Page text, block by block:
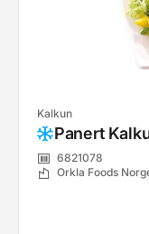
Kalkun
Panert
6821078
Orkla Foods